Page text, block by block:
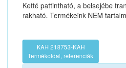
Ketté pattintható, a belsejébe
rakható. Termékeink NEM
KAH 218753-KAH
Termékoldal, referenciák